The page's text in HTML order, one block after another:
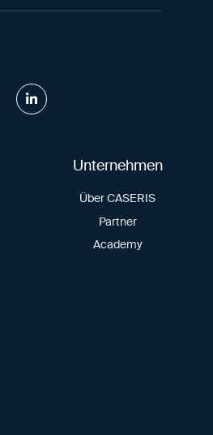
Unternehmen
Über CASERIS
Partner
Academy